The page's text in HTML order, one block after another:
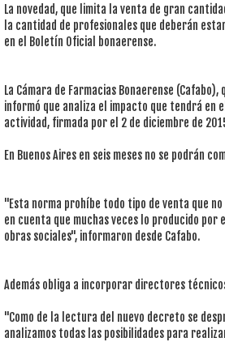
La novedad, que limita la venta de gran
la cantidad de profesionales que deberán
en el Boletín Oficial bonaerense.
La Cámara de Farmacias Bonaerense
informó que analiza el impacto que tendrá en
actividad, firmada por el 2 de diciembre de
En Buenos Aires en seis meses no se podrán
"Esta norma prohíbe todo tipo de venta que
en cuenta que muchas veces lo producido
obras sociales", informaron desde Cafabo.
Además obliga a incorporar directores
"Como de la lectura del nuevo decreto se
analizamos todas las posibilidades para